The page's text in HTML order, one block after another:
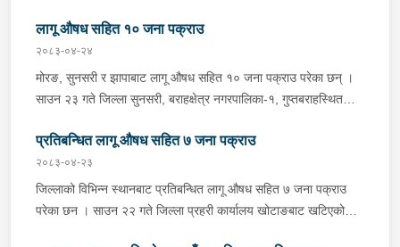
लागू औषध सहित १० जना पक्राउ
२०८३-०४-२४
मोरङ, सुनसरी र झापाबाट लागू औषध सहित १० जना पक्राउ परेका छन् ।
साउन २३ गते जिल्ला सुनसरी, बराहक्षेत्र नगरपालिका-१, गुप्तबराहस्थित
चतरातर्फ आउँदै गरेको प्र.१-०२-००२ च ४८५१ नम्बरको कार र को ११ प
५६०१ नम्बरको मोटरसाइकललाई चेकजाँच गर्दा उक्त कारभित्र २२ वटा
प्लाष्टिकका पोकामा लुकाई राखेको ४१८ किलो गाँजा फेला पारी कार चालक
जिल्ला सुनसरी, धरान उपमहानगरपालिका-१३ का ३४ वर्षीय थमन राई, सोही
प्रतिबन्धित लागू औषध सहित ७ जना पक्राउ
२०८३-०४-२३
जिल्लाको विभिन्न स्थानबाट प्रतिबन्धित लागू औषध सहित ७ जना पक्राउ
परेका छन । साउन २२ गते जिल्ला प्रहरी कार्यालय खोटाङबाट खटिएको